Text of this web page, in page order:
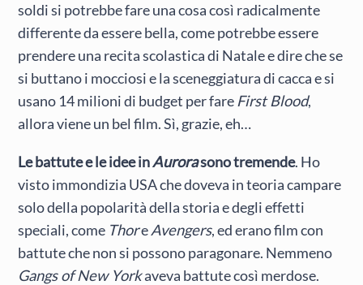
soldi si potrebbe fare una cosa così radicalmente
differente da essere bella, come potrebbe essere
prendere una recita scolastica di Natale e dire che se
si buttano i mocciosi e la sceneggiatura di cacca e si
usano 14 milioni di budget per fareFirst Blood,
allora viene un bel film. Sì, grazie, eh…
Le battute e le idee inAurorasono tremende. Ho
visto immondizia USA che doveva in teoria campare
solo della popolarità della storia e degli effetti
speciali, come ThoreAvengers, ed erano film con
battute che non si possono paragonare. Nemmeno
Gangs of New Yorkaveva battute così merdose.